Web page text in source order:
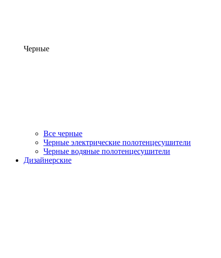
Черные
Все черные
Черные электрические полотенцесушители
Черные водяные полотенцесушители
Дизайнерские